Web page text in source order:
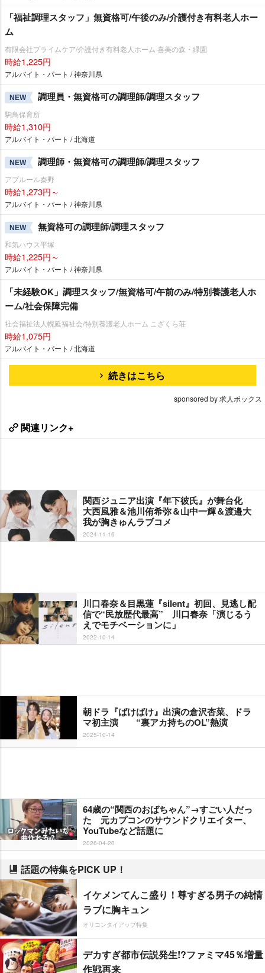
「福祉調理スタッフ」無資格可/午後のみ/介護付き有料老人ホー
ム
有限会社プライムケア/介護付き有料老人ホーム 喜美の森・緑園
時給1,225円
アルバイト・パート / 神奈川県
NEW 調理員・無資格可の調理師/調理スタッフ
駒鳥保育所
時給1,310円
アルバイト・パート / 北海道
NEW 調理師・無資格可の調理師/調理スタッフ
アプルール秦野
時給1,273円～
アルバイト・パート / 神奈川県
NEW 無資格可の調理師/調理スタッフ
和気ハウス平塚
時給1,225円～
アルバイト・パート / 神奈川県
「未経験OK」調理スタッフ/無資格可/午前のみ/特別養護老人ホ
ーム/社会保障完備
社会福祉法人幌延福祉会/特別養護老人ホーム こざくら荘
時給1,075円
アルバイト・パート / 北海道
続きはこちら
sponsored by 求人ボックス
関連リンク+
関西ジュニア出演『年下彼氏』が舞台化
大西風雅＆池川侑希弥＆山中一輝＆渡邉大
我が胸きゅんラブコメ
2024-11-16
川口春奈＆目黒蓮『silent』初回、見逃し配
信で“民放歴代最高” 川口春奈「演じるう
えでモチベーションに」
2022-10-14
朝ドラ『ばけばけ』出演の倉沢杏菜、ドラ
マ初主演 “裏アカ持ちのOL”熱演
2025-10-14
64歳の“関西のおばちゃん”→すごい人だっ
た 元カプコンのサウンドクリエイター、
YouTubeなど話題に
2026-04-20
話題の特集をPICK UP！
イケメンてんこ盛り！尊すぎる男子の純情
ラブに胸キュン
オリコンタイアップ特集
デカすぎ都市伝説発生!?ファミマ45％増量
作戦再来